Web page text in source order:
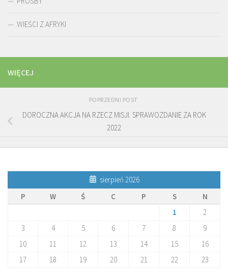
WIEŚCI Z AFRYKI
WIĘCEJ
POPRZEDNI POST
DOROCZNA AKCJA NA RZECZ MISJI. SPRAWOZDANIE ZA ROK
2022
sierpień 2026
P
W Ś C P S
N
1
2
3
4 5 6 7 8
9
10
11 12 13 14 15
16
17
18 19 20 21 22
23